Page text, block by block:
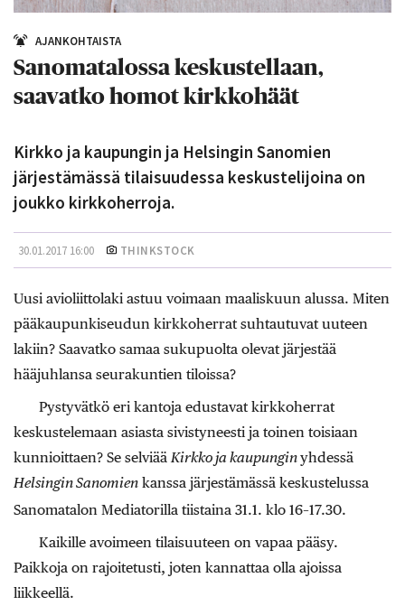
AJANKOHTAISTA
Sanomatalossa keskustellaan,
saavatko homot kirkkohäät
Kirkko ja kaupungin ja Helsingin Sanomien
järjestämässä tilaisuudessa keskustelijoina on
joukko kirkkoherroja.
30.01.2017 16:00 THINKSTOCK
Uusi avioliittolaki astuu voimaan maaliskuun alussa. Miten
pääkaupunkiseudun kirkkoherrat suhtautuvat uuteen
lakiin? Saavatko samaa sukupuolta olevat järjestää
hääjuhlansa seurakuntien tiloissa?
Pystyvätkö eri kantoja edustavat kirkkoherrat
keskustelemaan asiasta sivistyneesti ja toinen toisiaan
kunnioittaen? Se selviää Kirkko ja kaupunginyhdessä
Helsingin Sanomien kanssa järjestämässä keskustelussa
Sanomatalon Mediatorilla tiistaina 31.1. klo 16–17.30.
Kaikille avoimeen tilaisuuteen on vapaa pääsy.
Paikkoja on rajoitetusti, joten kannattaa olla ajoissa
liikkeellä.